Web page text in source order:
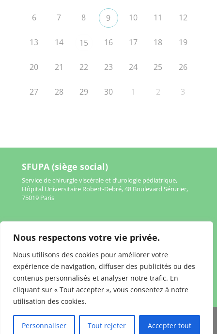
Nous respectons votre vie privée.
Nous utilisons des cookies pour améliorer votre
expérience de navigation, diffuser des publicités ou des
contenus personnalisés et analyser notre trafic. En
cliquant sur « Tout accepter », vous consentez à notre
utilisation des cookies.
Personnaliser Tout rejeter Accepter tout
6 7 8 9 10 11 12
13 14 15 16 17 18 19
20 21 22 23 24 25 26
27 28 29 30 1 2 3
SFUPA (siège social)
Service de chirurgie viscérale et d’urologie pédiatrique,
Hôpital Universitaire Robert-Debré, 48 Boulevard Sérurier,
75019 Paris
Politique de confidentialité